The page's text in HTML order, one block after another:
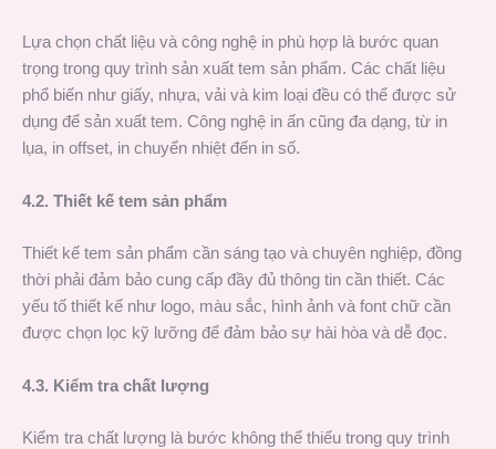
Lựa chọn chất liệu và công nghệ in phù hợp là bước quan
trọng trong quy trình sản xuất tem sản phẩm. Các chất liệu
phổ biến như giấy, nhựa, vải và kim loại đều có thể được sử
dụng để sản xuất tem. Công nghệ in ấn cũng đa dạng, từ in
lụa, in offset, in chuyển nhiệt đến in số.
4.2. Thiết kế tem sản phẩm
Thiết kế tem sản phẩm cần sáng tạo và chuyên nghiệp, đồng
thời phải đảm bảo cung cấp đầy đủ thông tin cần thiết. Các
yếu tố thiết kế như logo, màu sắc, hình ảnh và font chữ cần
được chọn lọc kỹ lưỡng để đảm bảo sự hài hòa và dễ đọc.
4.3. Kiểm tra chất lượng
Kiểm tra chất lượng là bước không thể thiếu trong quy trình